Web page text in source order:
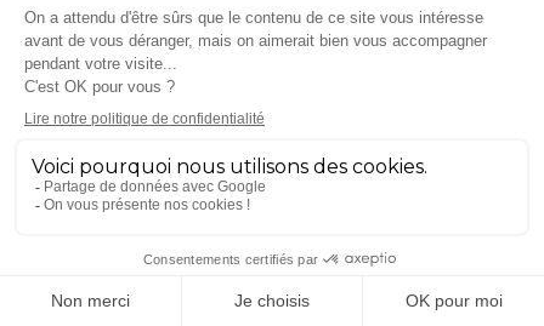
FOOD
Le Live Œnologie par Carrefour Market